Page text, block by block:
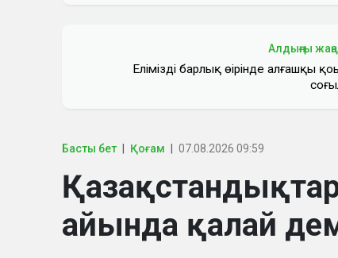
Алдыңғы
Еліміздің барлық өңірінде алғашқы
Басты бет Қоғам 07.08.2026 09:59
айында қалай